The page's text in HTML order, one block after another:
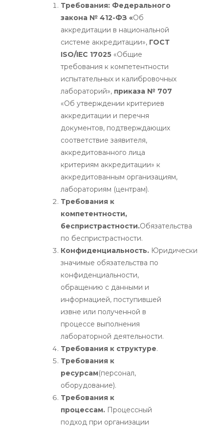
Требования: Федерального
закона № 412-ФЗ «Об
аккредитации в национальной
системе аккредитации», ГОСТ
ISO/IEC 17025 «Общие
требования к компетентности
испытательных и калибровочных
лабораторий», приказа № 707
«Об утверждении критериев
аккредитации и перечня
документов, подтверждающих
соответствие заявителя,
аккредитованного лица
критериям аккредитации» к
аккредитованным организациям,
лабораториям (центрам).
Требования к
компетентности,
беспристрастности.Обязательства
по беспристрастности.
Конфиденциальность. Юридически
значимые обязательства по
конфиденциальности,
обращению с данными и
информацией, поступившей
извне или полученной в
процессе выполнения
лабораторной деятельности.
Требования к структуре.
Требования к
ресурсам(персонал,
оборудование).
Требования к
процессам. Процессный
подход при организации